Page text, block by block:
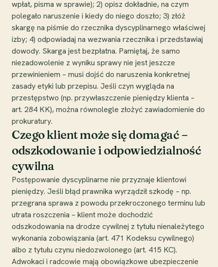
wpłat, pisma w sprawie); 2) opisz dokładnie, na czym
polegało naruszenie i kiedy do niego doszło; 3) złóż
skargę na piśmie do rzecznika dyscyplinarnego właściwej
izby; 4) odpowiadaj na wezwania rzecznika i przedstawiaj
dowody. Skarga jest bezpłatna. Pamiętaj, że samo
niezadowolenie z wyniku sprawy nie jest jeszcze
przewinieniem – musi dojść do naruszenia konkretnej
zasady etyki lub przepisu. Jeśli czyn wygląda na
przestępstwo (np. przywłaszczenie pieniędzy klienta –
art. 284 KK), można równolegle złożyć zawiadomienie do
prokuratury.
Czego klient może się domagać –
odszkodowanie i odpowiedzialność
cywilna
Postępowanie dyscyplinarne nie przyznaje klientowi
pieniędzy. Jeśli błąd prawnika wyrządził szkodę – np.
przegrana sprawa z powodu przekroczonego terminu lub
utrata roszczenia – klient może dochodzić
odszkodowania na drodze cywilnej z tytułu nienależytego
wykonania zobowiązania (art. 471 Kodeksu cywilnego)
albo z tytułu czynu niedozwolonego (art. 415 KC).
Adwokaci i radcowie mają obowiązkowe ubezpieczenie